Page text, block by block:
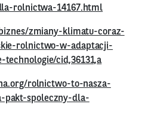
rolnictwa-14167.html
zmiany-klimatu-coraz-
rolnictwo-w-adaptacji-
cid,36131,a
rolnictwo-to-nasza-
pakt-spoleczny-dla-